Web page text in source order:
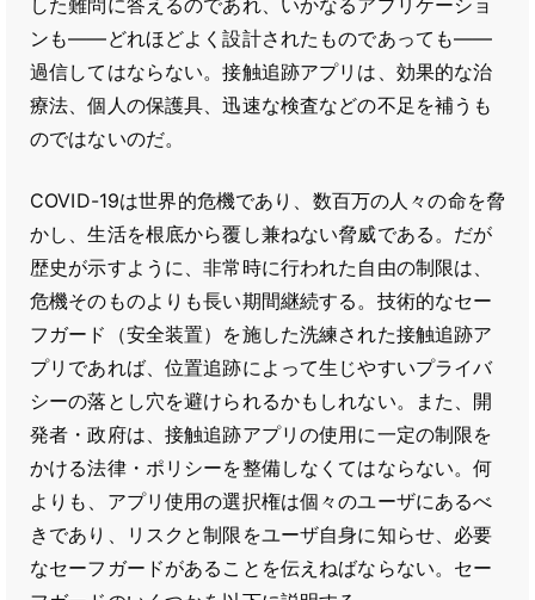
した難問に答えるのであれ、いかなるアプリケーショ
ンも――どれほどよく設計されたものであっても――
過信してはならない。接触追跡アプリは、効果的な治
療法、個人の保護具、迅速な検査などの不足を補うも
のではないのだ。
COVID-19は世界的危機であり、数百万の人々の命を脅
かし、生活を根底から覆し兼ねない脅威である。だが
歴史が示すように、非常時に行われた自由の制限は、
危機そのものよりも長い期間継続する。技術的なセー
フガード（安全装置）を施した洗練された接触追跡ア
プリであれば、位置追跡によって生じやすいプライバ
シーの落とし穴を避けられるかもしれない。また、開
発者・政府は、接触追跡アプリの使用に一定の制限を
かける法律・ポリシーを整備しなくてはならない。何
よりも、アプリ使用の選択権は個々のユーザにあるべ
きであり、リスクと制限をユーザ自身に知らせ、必要
なセーフガードがあることを伝えねばならない。セー